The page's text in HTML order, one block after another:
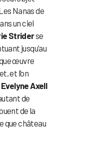
Nanas de
un ciel
Striderse
jusqu’au
œuvre
et l’on
Axell
de
de la
que château